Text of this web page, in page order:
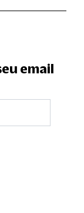
email